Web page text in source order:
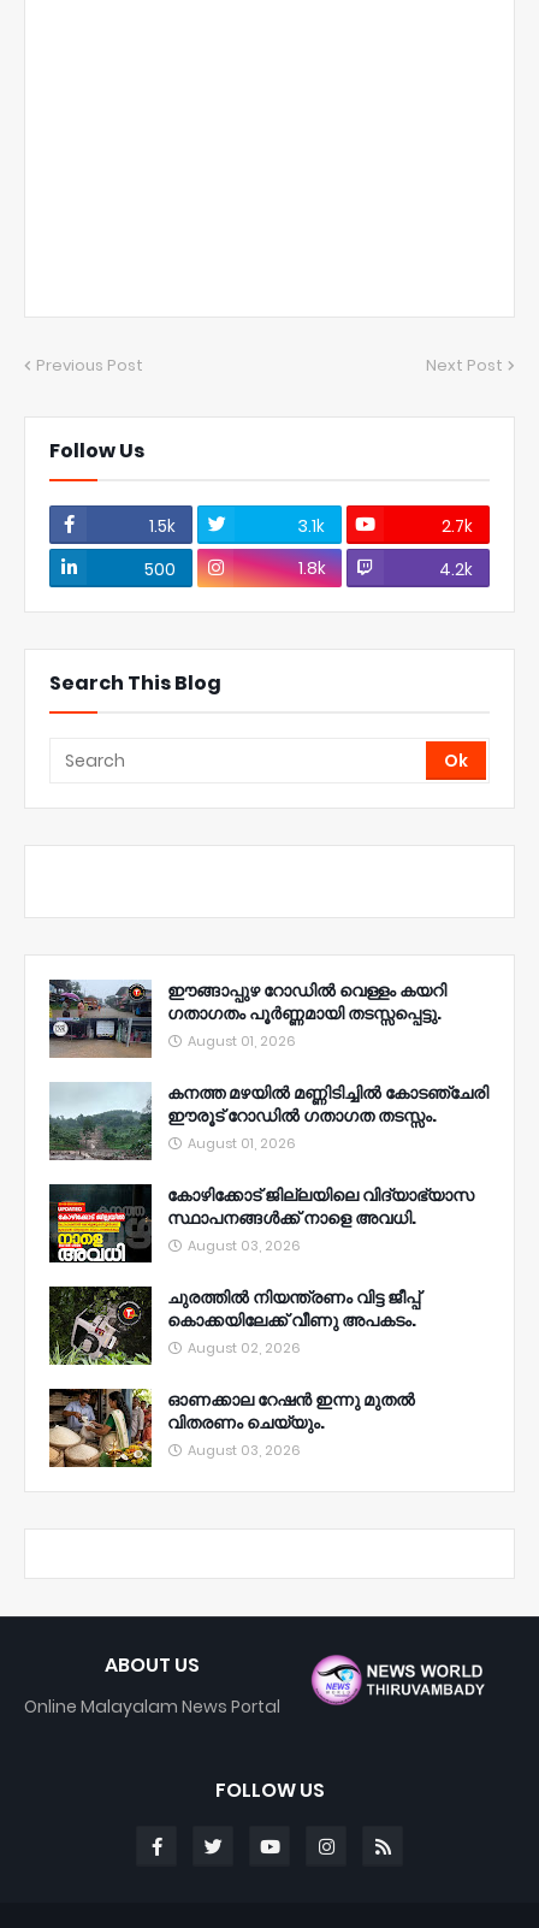
Previous Post Next Post
Follow Us
1.5k 3.1k
2.7k
500
1.8k 4.2k
Search This Blog
ഈങ്ങാപ്പുഴ റോഡിൽ വെള്ളം കയറി
ഗതാഗതം പൂർണ്ണമായി തടസ്സപ്പെട്ടു.
August 01, 2026
കനത്ത മഴയിൽ മണ്ണിടിച്ചിൽ കോടഞ്ചേരി
ഈരൂട് റോഡിൽ ഗതാഗത തടസ്സം.
August 01, 2026
കോഴിക്കോട് ജില്ലയിലെ വിദ്യാഭ്യാസ
സ്ഥാപനങ്ങൾക്ക് നാളെ അവധി.
August 03, 2026
ചുരത്തിൽ നിയന്ത്രണം വിട്ട ജീപ്പ്
കൊക്കയിലേക്ക് വീണു അപകടം.
August 02, 2026
ഓണക്കാല റേഷൻ ഇന്നു മുതല്‍
വിതരണം ചെയ്യും.
August 03, 2026
ABOUT US
Online Malayalam News Portal
FOLLOW US